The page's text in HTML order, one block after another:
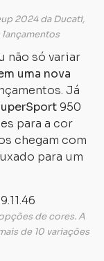
2024 da Ducati,
não só variar
uma nova
Já
950
para a cor
chegam com
para um
de cores. A
de 10 variações